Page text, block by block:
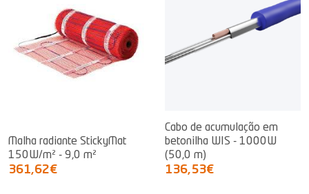
Malha radiante StickyMat
150W/m² - 9,0 m²
361,62€
Cabo de acumulação em
betonilha WIS - 1000W
(50,0 m)
136,53€